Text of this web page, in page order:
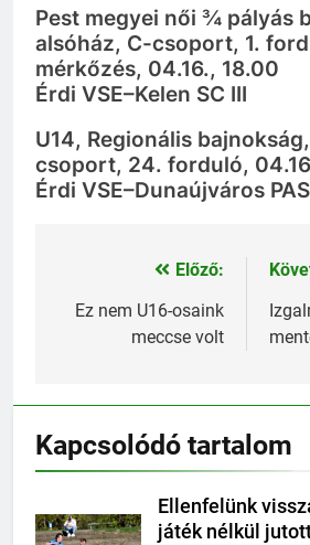
Pest megyei női ¾ pályás
alsóház, C-csoport, 1.
mérkőzés, 04.16., 18.00
Érdi VSE–Kelen SC III
U14, Regionális
csoport, 24. forduló,
Érdi VSE–Dunaújváros
Bejegyzés
navigáció
Előző:
Ez nem U16-osaink
meccse volt
Kapcsolódó tartalom
Ellenfelünk
játék nélkül